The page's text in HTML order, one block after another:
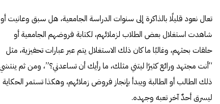
تعال نعود قليلًا بالذاكرة إلى سنوات الدراسة الجامعية، هل سبق وعانيت أو
شاهدت استغلال بعض الطلاب لزملائهم، لكتابة فروضهم الجامعية أو
حلقات بحثهم، وغالبًا ما كان ذلك الاستغلال يتم عبر عبارات تحفيزية، مثل
“أنت مجتهد ورائع كثيرًا ليتني مثلك، ما رأيك أن تساعدني؟”، ومن ثم
ذلك الطالب أو الطالبة ويبدأ بإنجاز فروض زملائهم، وهكذا تستمر الحكاية
ليسرق أحدٌ آخر تعبه وجهده.